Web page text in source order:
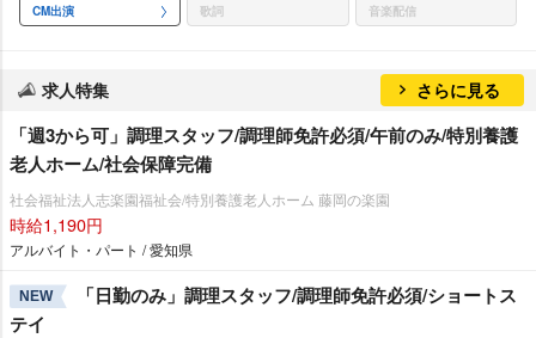
CM出演 歌詞 音楽配信
求人特集 さらに見る
「週3から可」調理スタッフ/調理師免許必須/午前のみ/特別養護
老人ホーム/社会保障完備
社会福祉法人志楽園福祉会/特別養護老人ホーム 藤岡の楽園
時給1,190円
アルバイト・パート / 愛知県
NEW
「日勤のみ」調理スタッフ/調理師免許必須/ショートス
テイ